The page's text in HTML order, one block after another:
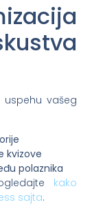
uspehu vašeg
kvizove
polaznika
kako
sajta.